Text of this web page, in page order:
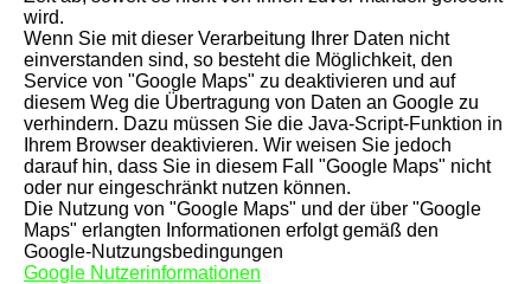
wird.
Wenn Sie mit dieser Verarbeitung Ihrer Daten nicht
einverstanden sind, so besteht die Möglichkeit, den
Service von "Google Maps" zu deaktivieren und auf
diesem Weg die Übertragung von Daten an Google zu
verhindern. Dazu müssen Sie die Java-Script-Funktion in
Ihrem Browser deaktivieren. Wir weisen Sie jedoch
darauf hin, dass Sie in diesem Fall "Google Maps" nicht
oder nur eingeschränkt nutzen können.
Die Nutzung von "Google Maps" und der über "Google
Maps" erlangten Informationen erfolgt gemäß den
Google-Nutzungsbedingungen
Google Nutzerinformationen